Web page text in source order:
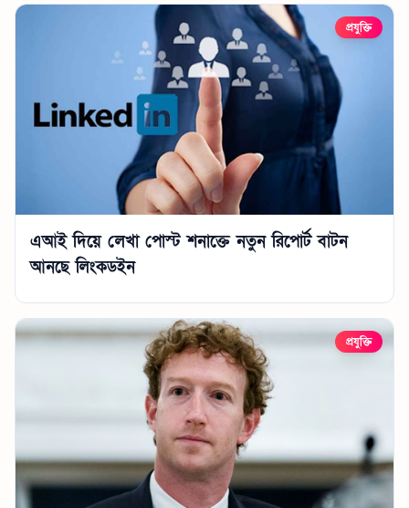
প্রযুক্তি
এআই দিয়ে লেখা পোস্ট শনাক্তে নতুন রিপোর্ট বাটন
আনছে লিংকডইন
প্রযুক্তি